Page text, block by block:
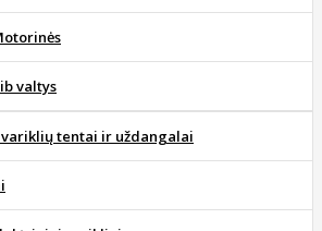
valtys
variklių tentai ir uždangalai